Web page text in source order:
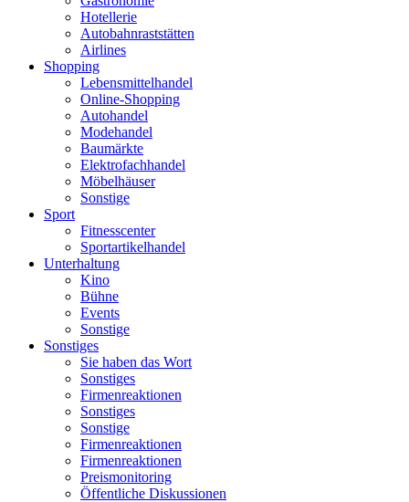
Hotellerie
Autobahnraststätten
Airlines
Shopping
Lebensmittelhandel
Online-Shopping
Autohandel
Modehandel
Baumärkte
Elektrofachhandel
Möbelhäuser
Sonstige
Sport
Fitnesscenter
Sportartikelhandel
Unterhaltung
Kino
Bühne
Events
Sonstige
Sonstiges
Sie haben das Wort
Sonstiges
Firmenreaktionen
Sonstiges
Sonstige
Firmenreaktionen
Firmenreaktionen
Preismonitoring
Öffentliche Diskussionen